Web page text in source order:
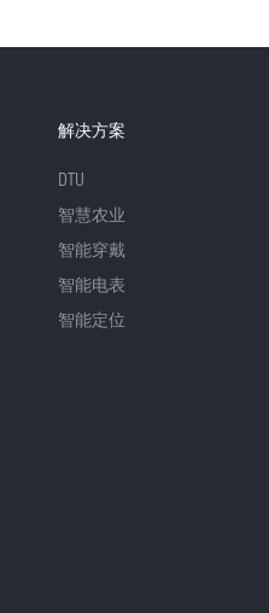
解决方案
DTU
智慧农业
智能穿戴
智能电表
智能定位